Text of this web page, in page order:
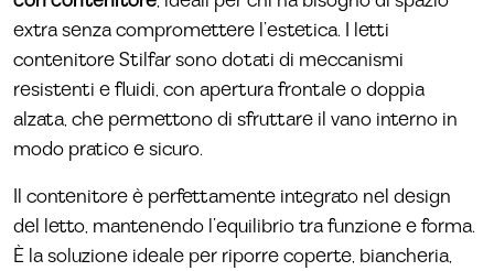
extra senza compromettere l’estetica. I letti
contenitore Stilfar sono dotati di meccanismi
resistenti e fluidi, con apertura frontale o doppia
alzata, che permettono di sfruttare il vano interno in
modo pratico e sicuro.
Il contenitore è perfettamente integrato nel design
del letto, mantenendo l’equilibrio tra funzione e forma.
È la soluzione ideale per riporre coperte, biancheria,